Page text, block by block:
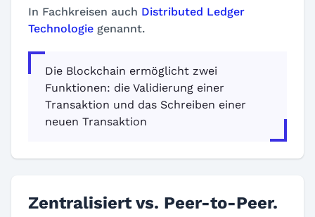
In Fachkreisen auch Distributed Ledger
Technologie genannt.
Die Blockchain ermöglicht zwei
Funktionen: die Validierung einer
Transaktion und das Schreiben einer
neuen Transaktion
Zentralisiert vs. Peer-to-Peer.